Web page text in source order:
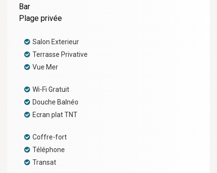
Bar
Plage privée
Salon Exterieur
Terrasse Privative
Vue Mer
Wi-Fi Gratuit
Douche Balnéo
Ecran plat TNT
Coffre-fort
Téléphone
Transat